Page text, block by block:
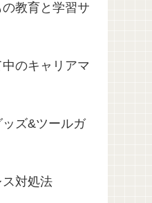
教育と学習サ
のキャリアマ
ズ&ツールガ
対処法